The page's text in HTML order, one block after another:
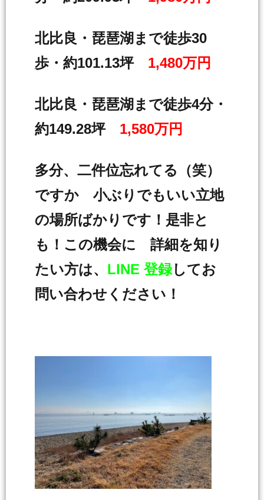
北比良・琵琶湖まで徒歩30
歩・約101.13坪 1,480万円
北比良・琵琶湖まで徒歩4分・
約149.28坪 1,580万円
多分、二件位忘れてる（笑）
ですか 小ぶりでもいい立地
の場所ばかりです！是非と
も！この機会に 詳細を知り
たい方は、 LINE 登録してお
問い合わせください！